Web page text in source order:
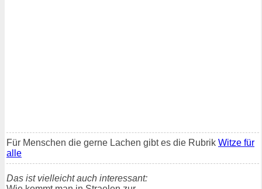
Für Menschen die gerne Lachen gibt es die Rubrik Witze für
alle
Das ist vielleicht auch interessant: